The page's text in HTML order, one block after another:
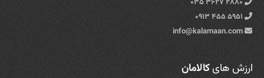
info@kalamaan.com
ارزش هایکالامان